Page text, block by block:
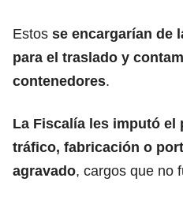
Estos se encargarían de
para el traslado y
contenedores.
La Fiscalía les imputó el
tráfico, fabricación o
agravado, cargos que no